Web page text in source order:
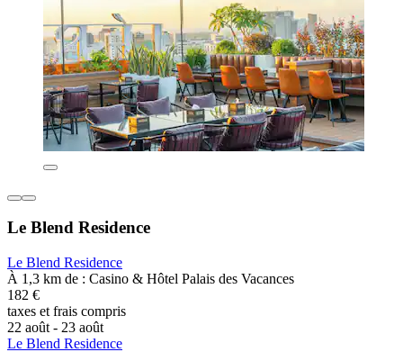
Le Blend Residence
Le Blend Residence
À 1,3 km de : Casino & Hôtel Palais des Vacances
182 €
taxes et frais compris
22 août - 23 août
Le Blend Residence